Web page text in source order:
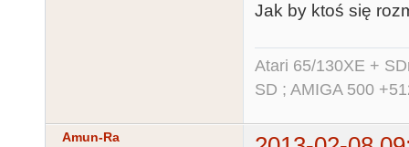
Jak by ktoś się
Atari 65/130XE +
SD ; AMIGA 500
Amun-Ra